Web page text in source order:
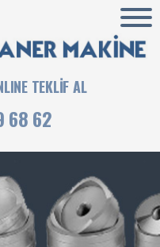
TEKLİF AL
68 62